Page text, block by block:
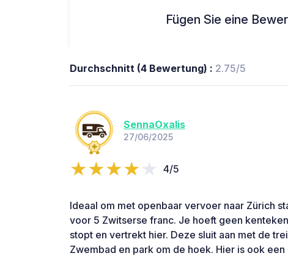
Fügen Sie eine
Durchschnitt (4 Bewertung) : 2.75/5
SennaOxalis
27/06/2025
4/5
Ideaal om met openbaar vervoer naar Zürich
voor 5 Zwitserse franc. Je hoeft geen
stopt en vertrekt hier. Deze sluit aan met de
Zwembad en park om de hoek. Hier is ook